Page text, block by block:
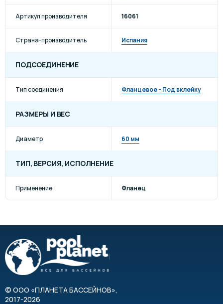
Артикул производителя 16061
Страна-производитель Испания
ПОДСОЕДИНЕНИЕ
Тип соединения Фланцевое - Под вклейку
РАЗМЕРЫ И ВЕС
Диаметр 60 мм
ТИП, ВЕРСИЯ, ИСПОЛНЕНИЕ
Применение Фланец
© ООО «ПЛАНЕТА БАССЕЙНОВ»,
2017-2026